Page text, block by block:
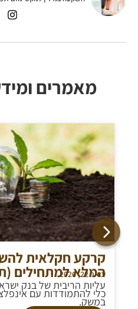
מאמרים
קרקע חקלאית
המלא למתחילים (תקן 22
ינואר 22, 2026
עליות הריבית של בנק
כלי להתמודדות עם
במשק.